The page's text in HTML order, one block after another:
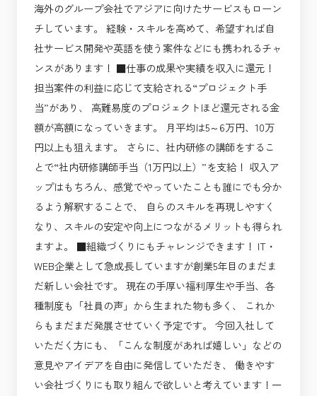
海外のグループ会社でアジアに向けたサービスもローン
チしています。 経験・スキルを高めて、希望すれば自
社サービス開発や英語を使う案件などにも携われるチャ
ンスがあります！ ■仕事の成果や実績を収入に還元！
担当案件の利益に応じて支給される“プロジェクト手
当”があり、 高難易度のプロジェクトほど還元される金
額が高額になっていきます。 月平均は5～6万円、10万
円以上も狙えます。 さらに、社内研修の講師をするこ
とで“社内研修講師手当（1万円以上）”を支給！ 収入ア
ップはもちろん、感覚でやっていたことも誰にでも分か
るよう解釈することで、 自らのスキルを再現しやすく
なり、スキルの安定や向上につながるメリットも得られ
ますよ。 ■組織づくりにもチャレンジできます！ IT・
WEB企業として急成長していますが創業5年目のまだま
だ新しい会社です。 現在の手厚い福利厚生や手当、各
種制度も「社員の声」から生まれた物も多く、 これか
らもまだまだ発展させていく予定です。 今回入社して
いただく方にも、「こんな制度があれば嬉しい」などの
意見やアイデアを自由に発信していただき、 働きやす
い会社づくりにも取り組んで欲しいと考えています！一